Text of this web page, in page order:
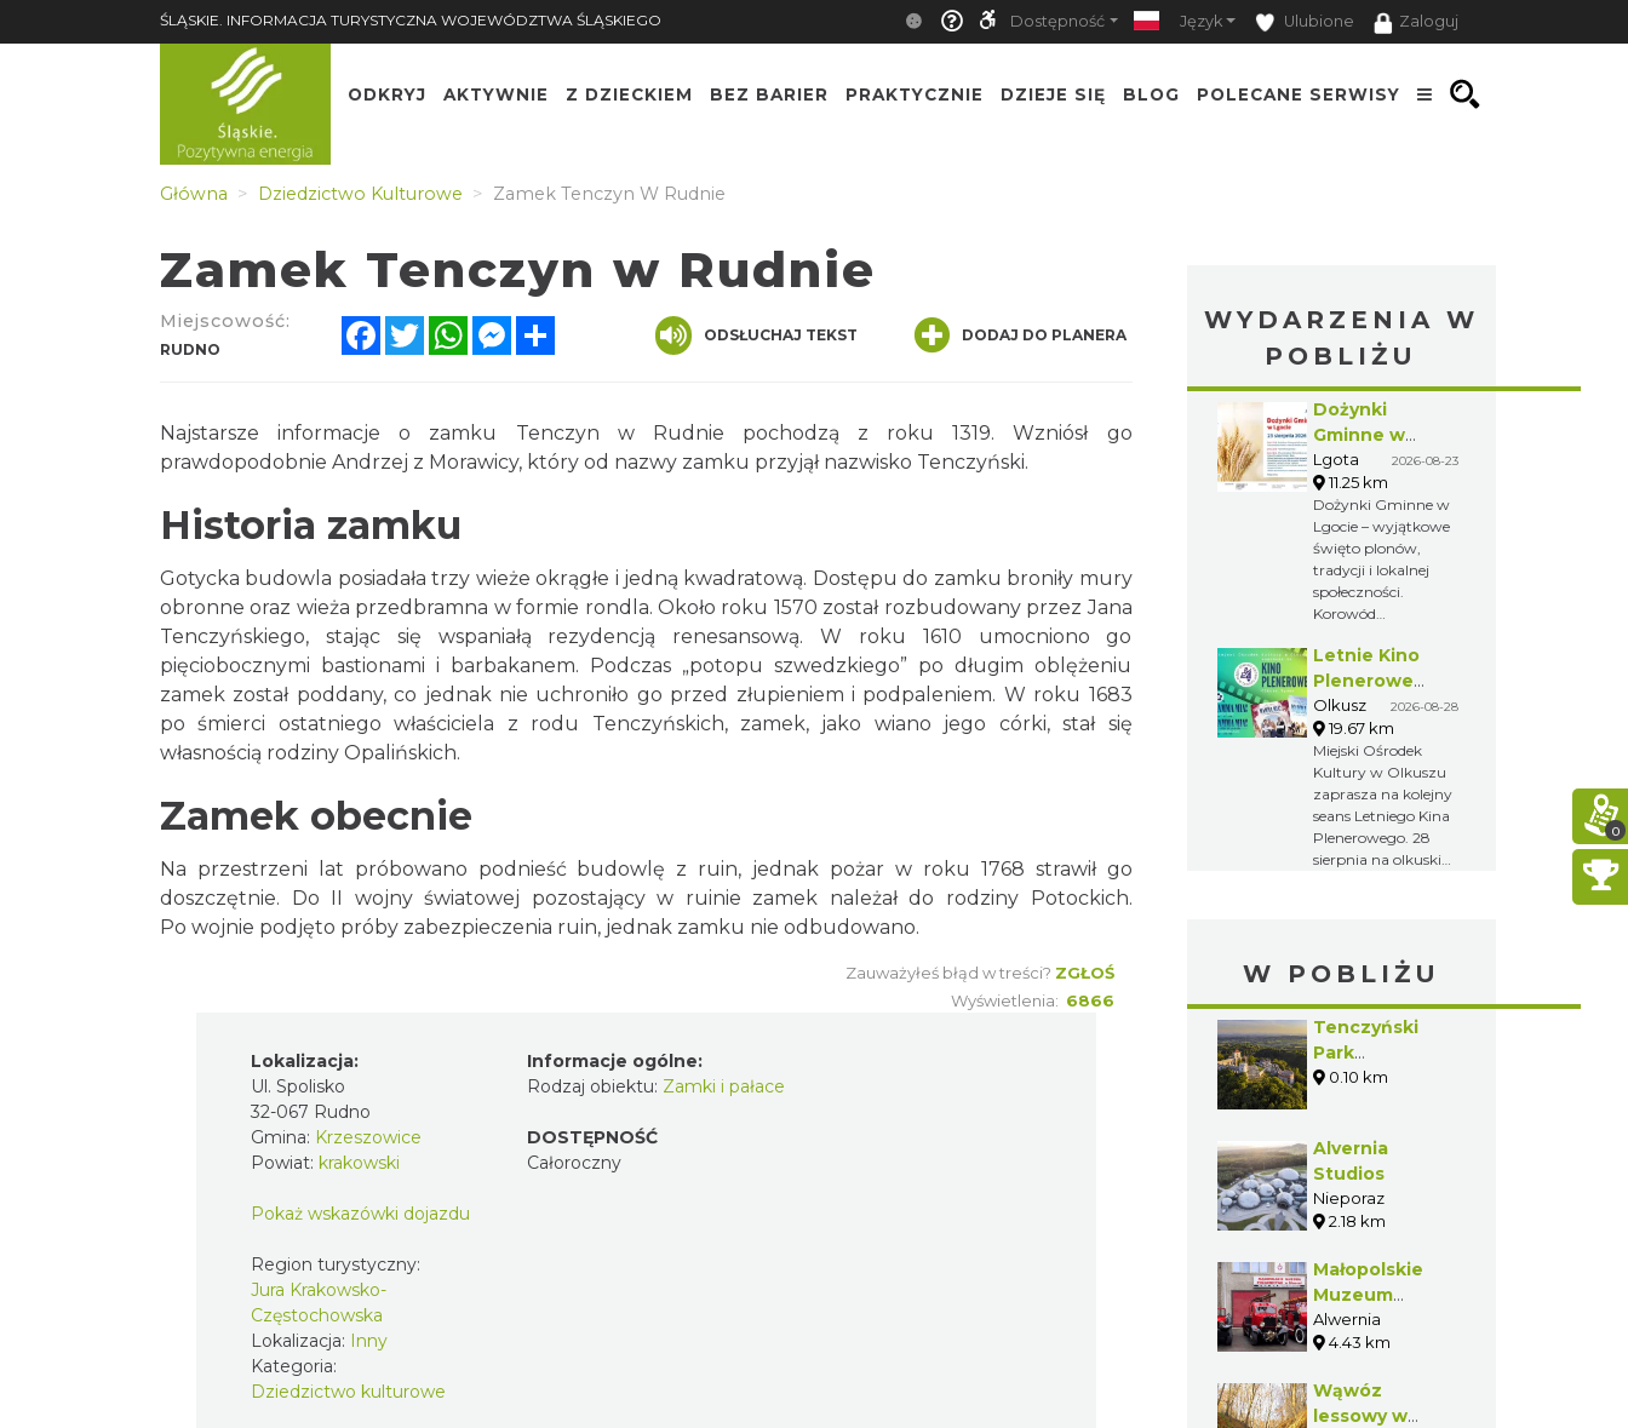
ŚLĄSKIE. INFORMACJA TURYSTYCZNA WOJEWÓDZTWA ŚLĄSKIEGO Dostępność Język Ulubione Zaloguj
ODKRYJ AKTYWNIE Z DZIECKIEM BEZ BARIER PRAKTYCZNIE DZIEJE SIĘ BLOG POLECANE SERWISY
Główna Dziedzictwo Kulturowe Zamek Tenczyn W Rudnie
Zamek Tenczyn w Rudnie
Miejscowość:
RUDNO
FacebookTwitterWhatsAppMessenger ODSŁUCHAJ TEKST DODAJ DO PLANERA
Najstarsze informacje o zamku Tenczyn w Rudnie pochodzą z roku 1319. Wzniósł go
prawdopodobnie Andrzej z Morawicy, który od nazwy zamku przyjął nazwisko Tenczyński.
Historia zamku
Gotycka budowla posiadała trzy wieże okrągłe i jedną kwadratową. Dostępu do zamku broniły mury
obronne oraz wieża przedbramna w formie rondla. Około roku 1570 został rozbudowany przez Jana
Tenczyńskiego, stając się wspaniałą rezydencją renesansową. W roku 1610 umocniono go
pięciobocznymi bastionami i barbakanem. Podczas „potopu szwedzkiego” po długim oblężeniu
zamek został poddany, co jednak nie uchroniło go przed złupieniem i podpaleniem. W roku 1683
po śmierci ostatniego właściciela z rodu Tenczyńskich, zamek, jako wiano jego córki, stał się
własnością rodziny Opalińskich.
Zamek obecnie
Na przestrzeni lat próbowano podnieść budowlę z ruin, jednak pożar w roku 1768 strawił go
doszczętnie. Do II wojny światowej pozostający w ruinie zamek należał do rodziny Potockich.
Po wojnie podjęto próby zabezpieczenia ruin, jednak zamku nie odbudowano.
Zauważyłeś błąd w treści? ZGŁOŚ
Wyświetlenia: 6866
Lokalizacja:
Ul. Spolisko
32-067 Rudno
Gmina: Krzeszowice
Powiat: krakowski
Pokaż wskazówki dojazdu
Region turystyczny:
Jura Krakowsko-
Częstochowska
Lokalizacja: Inny
Kategoria:
Dziedzictwo kulturowe
Informacje ogólne:
Rodzaj obiektu: Zamki i pałace
DOSTĘPNOŚĆ
Całoroczny
WYDARZENIA W
POBLIŻU
Dożynki
Gminne w
Lgocie
Lgota 2026-08-23
11.25 km
Dożynki Gminne w
Lgocie – wyjątkowe
święto plonów,
tradycji i lokalnej
społeczności.
Korowód
występy
artystyczne,
regionalne smaki i
atrakcje dla dzieci
czekają na
wszystkich
uczestników tego
niezwykłego
wydarzenia.
Letnie Kino
Plenerowe
2026 na
olkuskim Rynku
Olkusz 2026-08-28
19.67 km
Miejski Ośrodek
Kultury w Olkuszu
zaprasza na kolejny
seans Letniego Kina
Plenerowego. 28
sierpnia na olkuskim
wyjątkowej
gołym niebem.
W POBLIŻU
Tenczyński
Park
Krajobrazowy
0.10 km
Alvernia
Studios
Nieporaz
2.18 km
Małopolskie
Muzeum
Pożarnictwa w
Alwerni
Alwernia
4.43 km
Wąwóz
lessowy w
0